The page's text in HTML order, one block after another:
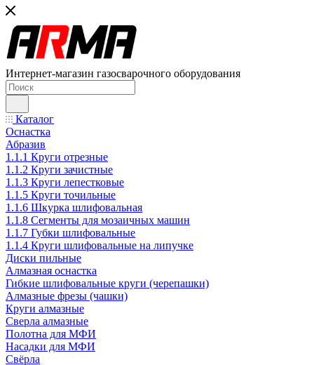
Интернет-магазин газосварочного оборудования
Каталог
Оснастка
Абразив
1.1.1 Круги отрезные
1.1.2 Круги зачистные
1.1.3 Круги лепестковые
1.1.5 Круги точильные
1.1.6 Шкурка шлифовальная
1.1.8 Сегменты для мозаичных машин
1.1.7 Губки шлифовальные
1.1.4 Круги шлифовальные на липучке
Диски пильные
Алмазная оснастка
Гибкие шлифовальные круги (черепашки)
Алмазные фрезы (чашки)
Круги алмазные
Сверла алмазные
Полотна для МФИ
Насадки для МФИ
Свёрла